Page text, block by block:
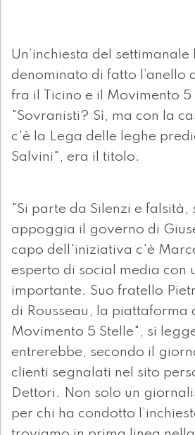
Un’inchiesta del settimanale
denominato di fatto l’anello
fra il Ticino e il Movimento 5
"Sovranisti? Sì, ma con la
c'è la Lega delle leghe
Salvini", era il titolo.
"Si parte da Silenzi e falsità,
appoggia il governo di
capo dell'iniziativa c'è
esperto di social media con
importante. Suo fratello
di Rousseau, la piattaforma
Movimento 5 Stelle", si
entrerebbe, secondo il
clienti segnalati nel sito
Dettori. Non solo un
per chi ha condotto